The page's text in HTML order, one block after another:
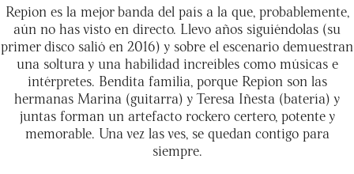
Repion es la mejor banda del país a la que, probablemente,
aún no has visto en directo. Llevo años siguiéndolas (su
primer disco salió en 2016) y sobre el escenario demuestran
una soltura y una habilidad increíbles como músicas e
intérpretes. Bendita familia, porque Repion son las
hermanas Marina (guitarra) y Teresa Iñesta (batería) y
juntas forman un artefacto rockero certero, potente y
memorable. Una vez las ves, se quedan contigo para
siempre.